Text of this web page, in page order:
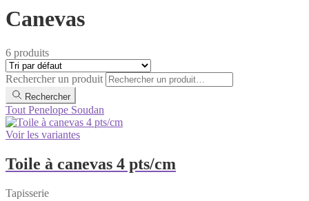
Canevas
6 produits
Rechercher un produit
Rechercher
Tout Penelope Soudan
Voir les variantes
Toile à canevas 4 pts/cm
Tapisserie